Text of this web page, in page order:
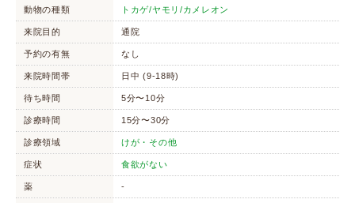
動物の種類 トカゲ/ヤモリ/カメレオン
来院目的 通院
予約の有無 なし
来院時間帯 日中 (9-18時)
待ち時間 5分〜10分
診療時間 15分〜30分
診療領域 けが・その他
症状 食欲がない
薬 -